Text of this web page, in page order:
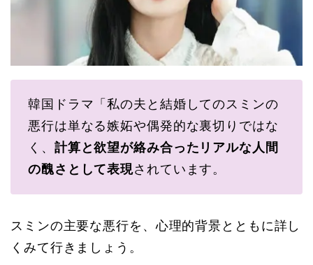
韓国ドラマ「私の夫と結婚してのスミンの
悪行は単なる嫉妬や偶発的な裏切りではな
く、 計算と欲望が絡み合ったリアルな人間
の醜さとして表現されています。
スミンの主要な悪行を、心理的背景とともに詳し
くみて行きましょう。